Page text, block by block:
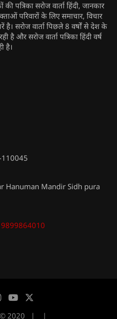
पत्रिका सरोज वार्ता हिंदी, जानकार
परिवारों के लिए समाचार, विचार
सरोज वार्ता पिछले 8 वर्षों से देश के
है और सरोज वार्ता पत्रिका हिंदी वर्ष
है।
Hanuman Mandir Sidh pura
9899864010
2020